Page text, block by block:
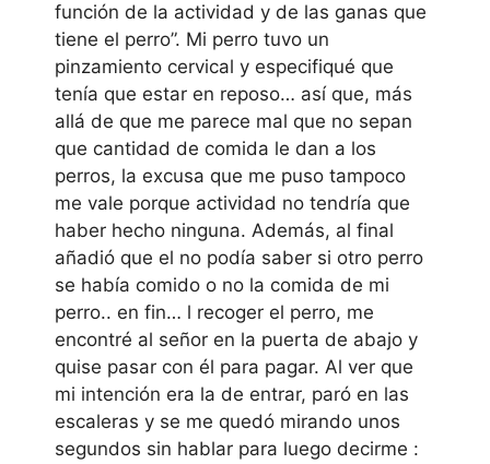
función de la actividad y de las ganas que
tiene el perro”. Mi perro tuvo un
pinzamiento cervical y especifiqué que
tenía que estar en reposo… así que, más
allá de que me parece mal que no sepan
que cantidad de comida le dan a los
perros, la excusa que me puso tampoco
me vale porque actividad no tendría que
haber hecho ninguna. Además, al final
añadió que el no podía saber si otro perro
se había comido o no la comida de mi
perro.. en fin… l recoger el perro, me
encontré al señor en la puerta de abajo y
quise pasar con él para pagar. Al ver que
mi intención era la de entrar, paró en las
escaleras y se me quedó mirando unos
segundos sin hablar para luego decirme :